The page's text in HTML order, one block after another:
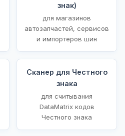
знак)
для магазинов
автозапчастей, сервисов
и импортеров шин
Сканер для Честного
знака
для считывания
DataMatrix кодов
Честного знака